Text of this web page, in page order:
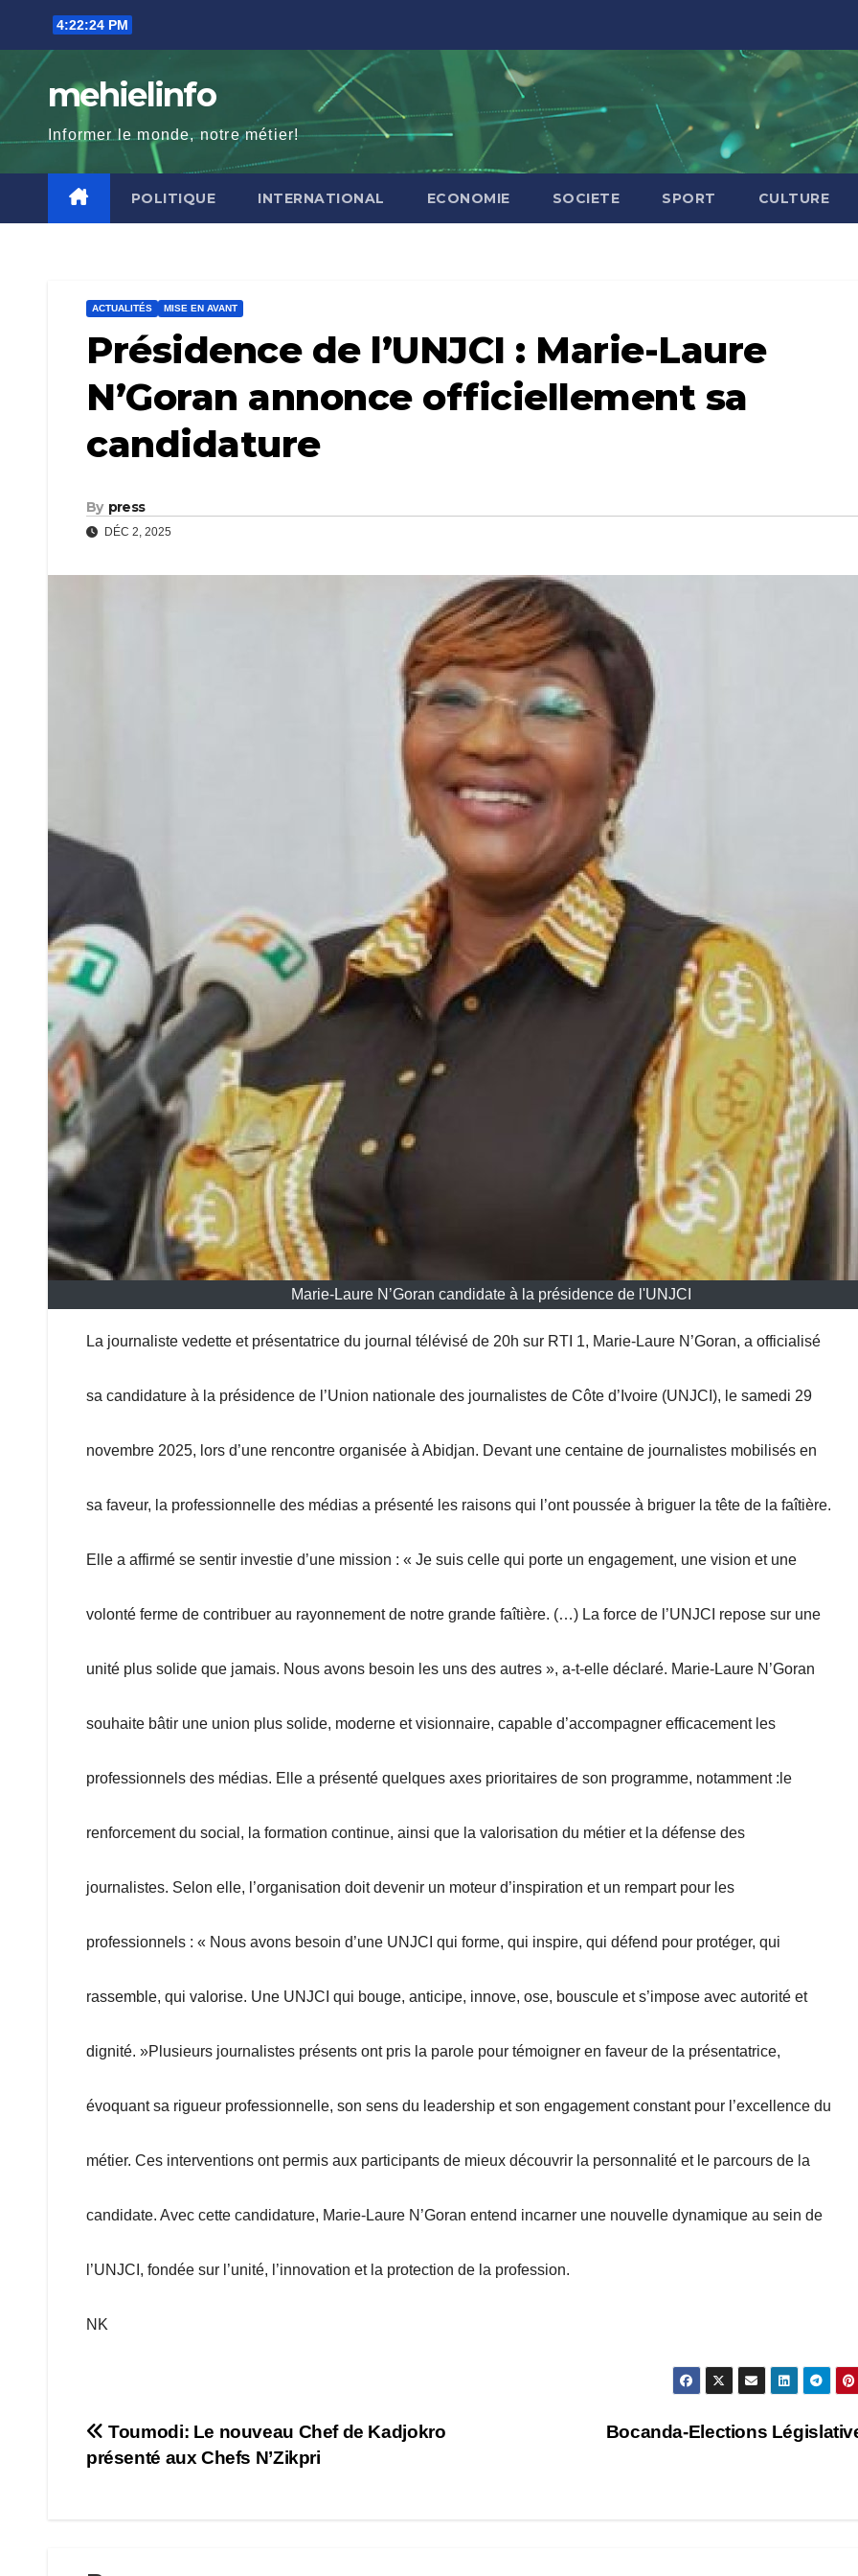
content
4:22:25 PM
mehielinfo
Informer le monde, notre métier!
POLITIQUE INTERNATIONAL ECONOMIE SOCIETE SPORT CULTURE
ACTUALITÉS MISE EN AVANT
Présidence de l’UNJCI : Marie-Laure
N’Goran annonce officiellement sa
candidature
By press
DÉC 2, 2025
Marie-Laure N’Goran candidate à la présidence de l'UNJCI
La journaliste vedette et présentatrice du journal télévisé de 20h sur RTI 1, Marie-Laure N’Goran, a officialisé
sa candidature à la présidence de l’Union nationale des journalistes de Côte d’Ivoire (UNJCI), le samedi 29
novembre 2025, lors d’une rencontre organisée à Abidjan. Devant une centaine de journalistes mobilisés en
sa faveur, la professionnelle des médias a présenté les raisons qui l’ont poussée à briguer la tête de la faîtière.
Elle a affirmé se sentir investie d’une mission : « Je suis celle qui porte un engagement, une vision et une
volonté ferme de contribuer au rayonnement de notre grande faîtière. (…) La force de l’UNJCI repose sur une
unité plus solide que jamais. Nous avons besoin les uns des autres », a-t-elle déclaré. Marie-Laure N’Goran
souhaite bâtir une union plus solide, moderne et visionnaire, capable d’accompagner efficacement les
professionnels des médias. Elle a présenté quelques axes prioritaires de son programme, notamment :le
renforcement du social, la formation continue, ainsi que la valorisation du métier et la défense des
journalistes. Selon elle, l’organisation doit devenir un moteur d’inspiration et un rempart pour les
professionnels : « Nous avons besoin d’une UNJCI qui forme, qui inspire, qui défend pour protéger, qui
rassemble, qui valorise. Une UNJCI qui bouge, anticipe, innove, ose, bouscule et s’impose avec autorité et
dignité. »Plusieurs journalistes présents ont pris la parole pour témoigner en faveur de la présentatrice,
évoquant sa rigueur professionnelle, son sens du leadership et son engagement constant pour l’excellence du
métier. Ces interventions ont permis aux participants de mieux découvrir la personnalité et le parcours de la
candidate. Avec cette candidature, Marie-Laure N’Goran entend incarner une nouvelle dynamique au sein de
l’UNJCI, fondée sur l’unité, l’innovation et la protection de la profession.
NK
Navigation
de
Bocanda-Elections
Toumodi: Le nouveau Chef de Kadjokro
présenté aux Chefs N’Zikpri